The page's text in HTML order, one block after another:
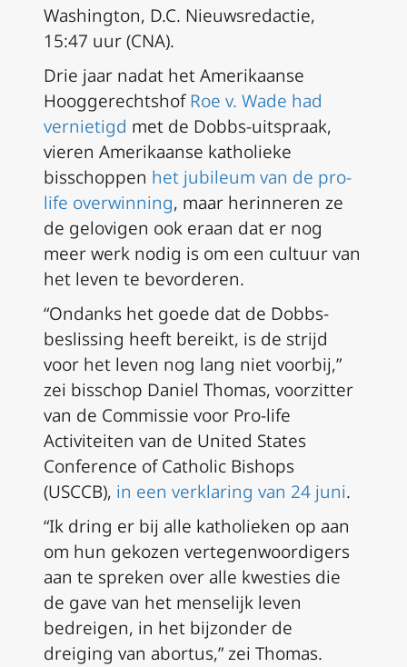
Washington, D.C. Nieuwsredactie,
15:47 uur (CNA).
Drie jaar nadat het Amerikaanse
HooggerechtshofRoe v. Wade had
vernietigd met de Dobbs-uitspraak,
vieren Amerikaanse katholieke
bisschoppen het jubileum van de pro-
life overwinning, maar herinneren ze
de gelovigen ook eraan dat er nog
meer werk nodig is om een cultuur van
het leven te bevorderen.
“Ondanks het goede dat de Dobbs-
beslissing heeft bereikt, is de strijd
voor het leven nog lang niet voorbij,”
zei bisschop Daniel Thomas, voorzitter
van de Commissie voor Pro-life
Activiteiten van de United States
Conference of Catholic Bishops
(USCCB), in een verklaring van 24 juni.
“Ik dring er bij alle katholieken op aan
om hun gekozen vertegenwoordigers
aan te spreken over alle kwesties die
de gave van het menselijk leven
bedreigen, in het bijzonder de
dreiging van abortus,” zei Thomas.